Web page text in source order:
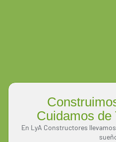
Cuidamos de
En LyA Constructores